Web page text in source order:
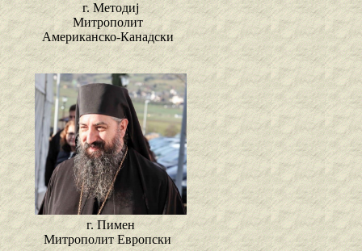
г. Методиј
Митрополит
Американско-Канадски
г. Пимен
Митрополит Европски